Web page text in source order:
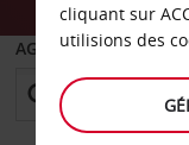
AGENCE DE DÉPART
cliquant sur
utilisions des